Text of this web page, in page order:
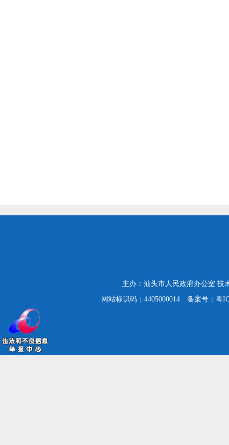
主办：汕头市人民政府办公室 技
网站标识码：4405000014
备案号：粤